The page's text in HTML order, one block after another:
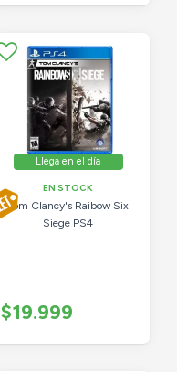
Llega en el día
EN STOCK
Tom Clancy's Raibow Six
Siege PS4
$19.999